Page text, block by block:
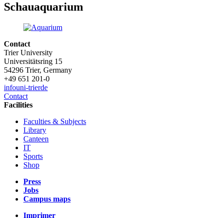
Schauaquarium
Contact
Trier University
Universitätsring 15
54296 Trier, Germany
+49 651 201-0
infouni-trierde
Contact
Facilities
Faculties & Subjects
Library
Canteen
IT
Sports
Shop
Press
Jobs
Campus maps
Imprimer